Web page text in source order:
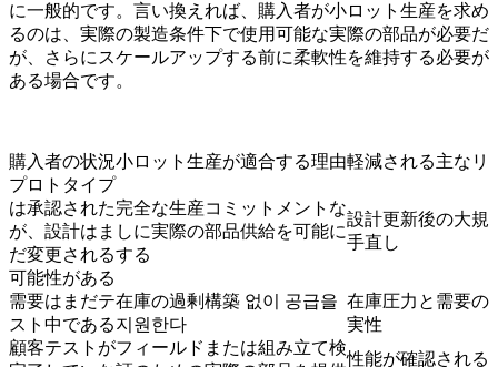
に一般的です。言い換えれば、購入者が小ロット生産を求め
るのは、実際の製造条件下で使用可能な実際の部品が必要だ
が、さらにスケールアップする前に柔軟性を維持する必要が
ある場合です。
購入者の状況小ロット生産が適合する理由軽減される主なリ
プロトタイプ
は承認された
が、設計はま
だ変更される
可能性がある
完全な生産コミットメントな
しに実際の部品供給を可能に
する
設計更新後の大規
手直し
需要はまだテ
スト中である
在庫の過剰構築 없이 공급을
지원한다
在庫圧力と需要の
実性
顧客テストがフィールドまたは組み立て検
性能が確認される